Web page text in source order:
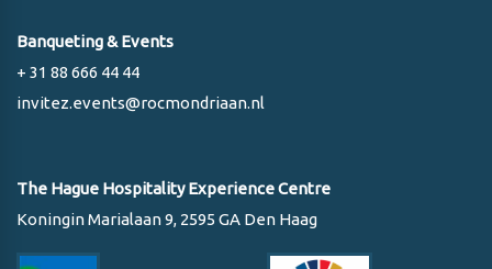
Banqueting & Events
+ 31 88 666 44 44
invitez.events@rocmondriaan.nl
The Hague Hospitality Experience Centre
Koningin Marialaan 9, 2595 GA Den Haag